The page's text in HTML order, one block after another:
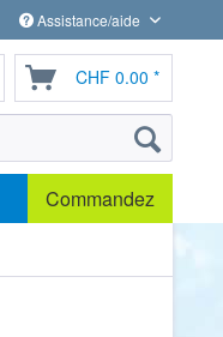
Assistance/aide
CHF 0.00 *
Commandez